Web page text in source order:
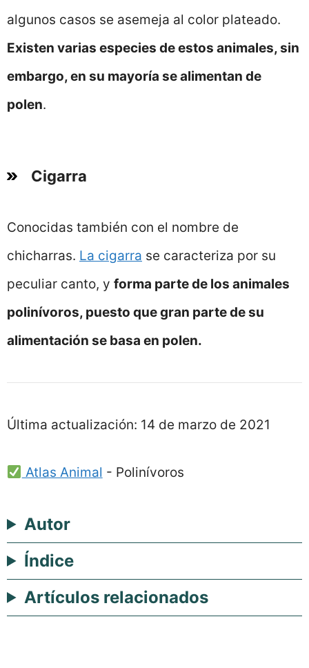
algunos casos se asemeja al color plateado.
Existen varias especies de estos animales, sin
embargo, en su mayoría se alimentan de
polen.
Cigarra
Conocidas también con el nombre de
chicharras. La cigarra se caracteriza por su
peculiar canto, y forma parte de los animales
polinívoros, puesto que gran parte de su
alimentación se basa en polen.
Última actualización: 14 de marzo de 2021
Atlas Animal - Polinívoros
Autor
Índice
Artículos relacionados